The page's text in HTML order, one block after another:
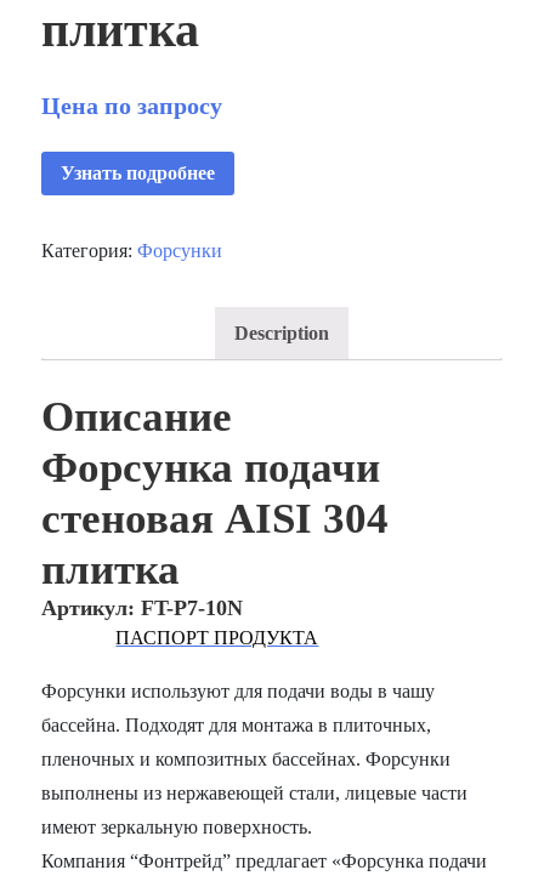
плитка
Цена по запросу
Узнать подробнее
Категория:Форсунки
Description
Описание
Форсунка подачи
стеновая AISI 304
плитка
Артикул: FT-P7-10N
ПАСПОРТ ПРОДУКТА
Форсунки используют для подачи воды в чашу
бассейна. Подходят для монтажа в плиточных,
пленочных и композитных бассейнах. Форсунки
выполнены из нержавеющей стали, лицевые части
имеют зеркальную поверхность.
Компания “Фонтрейд” предлагает «Форсунка подачи